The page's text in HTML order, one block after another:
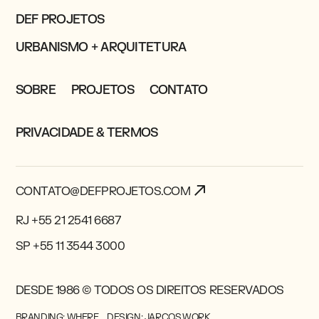
DEF PROJETOS
URBANISMO + ARQUITETURA
SOBRE PROJETOS CONTATO
PRIVACIDADE & TERMOS
CONTATO@DEFPROJETOS.COM
RJ +55 21 2541 6687
SP +55 11 3544 3000
DESDE 1986 © TODOS OS DIREITOS RESERVADOS